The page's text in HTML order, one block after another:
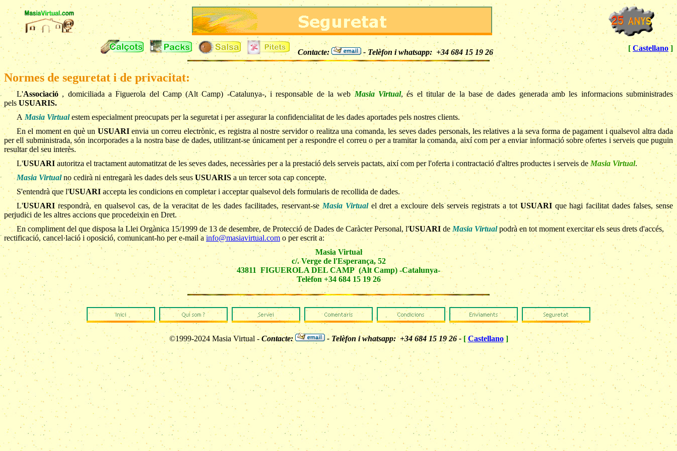
Contacte: - Telèfon i whatsapp: +34 684 15 19 26 [ Castellano]
Normes de seguretat i de privacitat:
L'Associació , domiciliada a Figuerola del Camp (Alt Camp) -Catalunya-, i responsable de la web Masia Virtual, és el titular de la base de dades generada amb les informacions subministrades
pels USUARIS.
A Masia Virtual estem especialment preocupats per la seguretat i per assegurar la confidencialitat de les dades aportades pels nostres clients.
En el moment en què un USUARIenvia un correu electrònic,es registra al nostre servidor o realitza una comanda, les seves dades personals, les relatives a la seva forma de pagament i qualsevol altra dada
per ell subministrada, són incorporades a la nostra base de dades, utilitzant-se únicament per a respondre el correu o per a tramitar la comanda, així com per a enviar informació sobre ofertes i serveis que puguin
resultar del seu interès.
L'USUARI autoritza el tractament automatitzat de les seves dades, necessàries per a la prestació dels serveis pactats, així com per l'oferta i contractació d'altres productes i serveis de Masia Virtual.
Masia Virtual no cedirà ni entregarà les dades dels seus USUARIS a un tercer sota cap concepte.
S'entendrà que l'USUARI accepta les condicions en completar i acceptar qualsevol dels formularis de recollida de dades.
L'USUARI respondrà, en qualsevol cas, de la veracitat de les dades facilitades, reservant-se Masia Virtual el dret a excloure dels serveis registrats a tot USUARI que hagi facilitat dades falses, sense
perjudici de les altres accions que procedeixin en Dret.
En compliment del que disposa la Llei Orgànica 15/1999 de 13 de desembre, de Protecció de Dades de Caràcter Personal, l'USUARI de Masia Virtual podrà en tot moment exercitar els seus drets d'accés,
rectificació, cancel·lació i oposició, comunicant-ho per e-mail ainfo@masiavirtual.com o per escrit a:
Masia Virtual
c/. Verge de l'Esperança, 52
43811 FIGUEROLA DEL CAMP (Alt Camp) -Catalunya-
Telèfon +34 684 15 19 26
©1999-2024 Masia Virtual -Contacte: - Telèfon i whatsapp: +34 684 15 19 26 -[ Castellano]